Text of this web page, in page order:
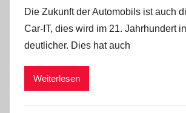
Die Zukunft der Automobils ist auch
Car-IT, dies wird im 21. Jahrhundert
deutlicher. Dies hat auch
Weiterlesen